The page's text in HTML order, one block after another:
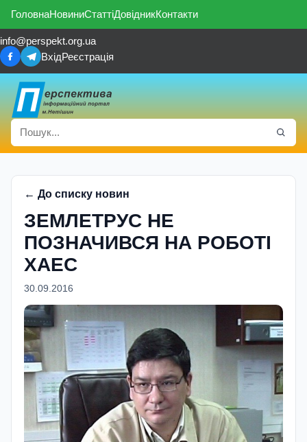
ГоловнаНовиниСтаттіДовідникКонтакти
info@perspekt.org.ua
ВхідРеєстрація
← До списку новин
ЗЕМЛЕТРУС НЕ
ПОЗНАЧИВСЯ НА РОБОТІ
ХАЕС
30.09.2016